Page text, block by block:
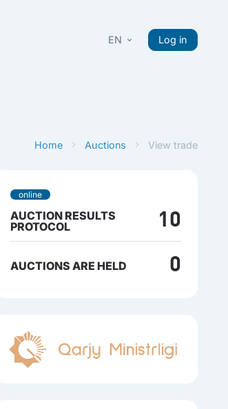
EN Log in
Home Auctions View trade
online
AUCTION RESULTS
PROTOCOL
10
AUCTIONS ARE HELD 0